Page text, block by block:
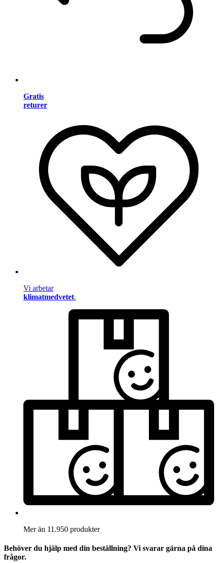
Gratis
returer
Vi arbetar
klimatmedvetet.
Mer än 11.950 produkter
Behöver du hjälp med din beställning? Vi svarar gärna på dina
frågor.